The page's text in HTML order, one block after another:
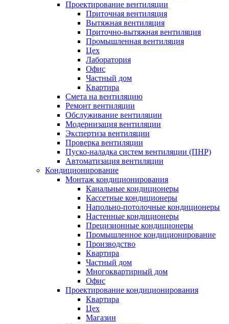
Проектирование вентиляции
Приточная вентиляция
Вытяжная вентиляция
Приточно-вытяжная вентиляция
Промышленная вентиляция
Цех
Лаборатория
Офис
Частный дом
Квартира
Смета на вентиляцию
Ремонт вентиляции
Обслуживание вентиляции
Модернизация вентиляции
Экспертиза вентиляции
Проверка вентиляции
Пуско-наладка систем вентиляции (ПНР)
Автоматизация вентиляции
Кондиционирование
Монтаж кондиционирования
Канальные кондиционеры
Кассетные кондиционеры
Напольно-потолочные кондиционеры
Настенные кондиционеры
Прецизионные кондиционеры
Промышленное кондиционирование
Производство
Квартира
Частный дом
Многоквартирный дом
Офис
Проектирование кондиционирования
Квартира
Цех
Магазин